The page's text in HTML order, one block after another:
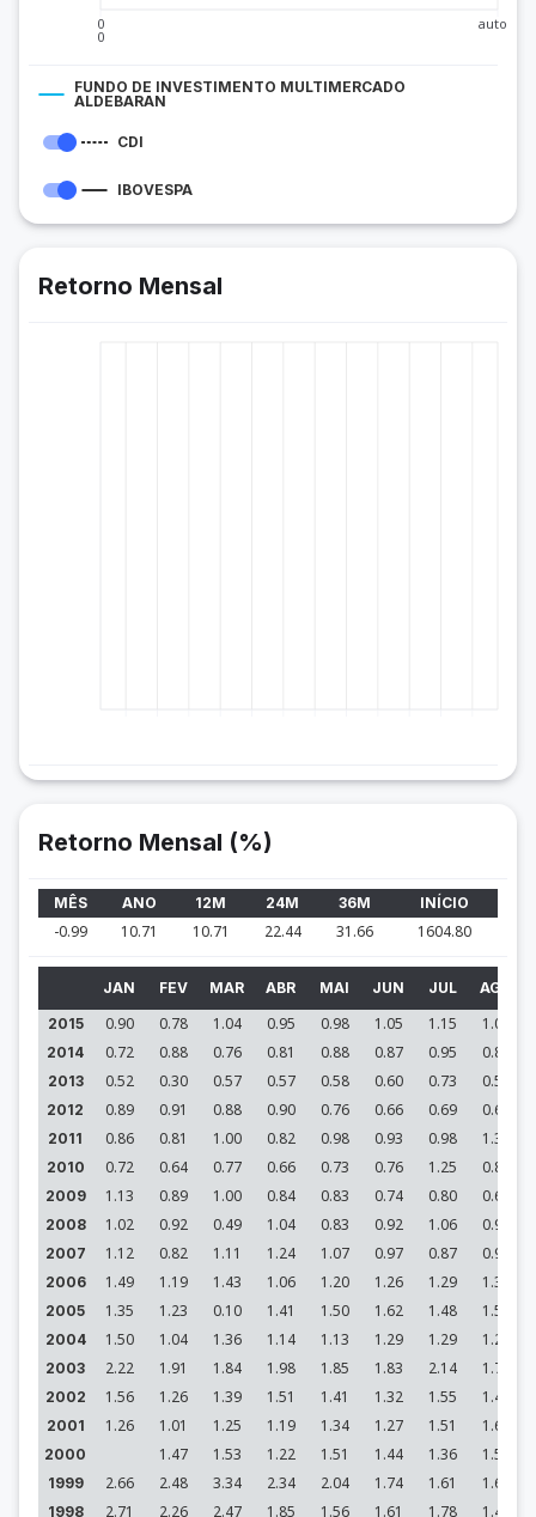
0
0
auto
FUNDO DE INVESTIMENTO MULTIMERCADO
ALDEBARAN
CDI
IBOVESPA
Retorno Mensal
Retorno Mensal (%)
MÊS ANO 12M 24M 36M INÍCIO
-0.99 10.71 10.71 22.44 31.66 1604.80
JAN FEV MAR ABR MAI JUN JUL AGO
2015
0.90 0.78 1.04 0.95 0.98 1.05 1.15 1.09
2014 0.72 0.88 0.76 0.81 0.88 0.87 0.95 0.88
2013 0.52 0.30 0.57 0.57 0.58 0.60 0.73 0.59
2012 0.89 0.91 0.88 0.90 0.76 0.66 0.69 0.68
2011 0.86 0.81 1.00 0.82 0.98 0.93 0.98 1.31
2010 0.72 0.64 0.77 0.66 0.73 0.76 1.25 0.88
2009 1.13 0.89 1.00 0.84 0.83 0.74 0.80 0.69
2008 1.02 0.92 0.49 1.04 0.83 0.92 1.06 0.94
2007 1.12 0.82 1.11 1.24 1.07 0.97 0.87 0.91
2006 1.49 1.19 1.43 1.06 1.20 1.26 1.29 1.32
2005 1.35 1.23 0.10 1.41 1.50 1.62 1.48 1.59
2004 1.50 1.04 1.36 1.14 1.13 1.29 1.29 1.28
2003 2.22 1.91 1.84 1.98 1.85 1.83 2.14 1.78
2002 1.56 1.26 1.39 1.51 1.41 1.32 1.55 1.46
2001 1.26 1.01 1.25 1.19 1.34 1.27 1.51 1.62
2000 1.47 1.53 1.22 1.51 1.44 1.36 1.58
1999 2.66 2.48 3.34 2.34 2.04 1.74 1.61 1.66
1998 2.71 2.26 2.47 1.85 1.56 1.61 1.78 1.47